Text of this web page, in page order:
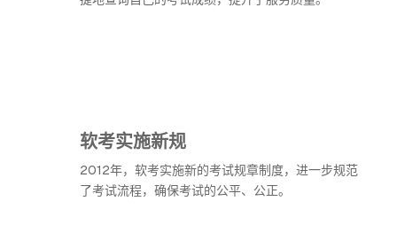
软考实施新规
2012年，软考实施新的考试规章制度，进一步规范
了考试流程，确保考试的公平、公正。